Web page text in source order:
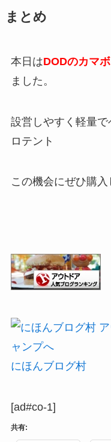
まとめ
本日はDODのカマ
ました。
設営しやすく軽量
ロテント
この機会にぜひ購
にほんブログ村
[ad#co-1]
共有: